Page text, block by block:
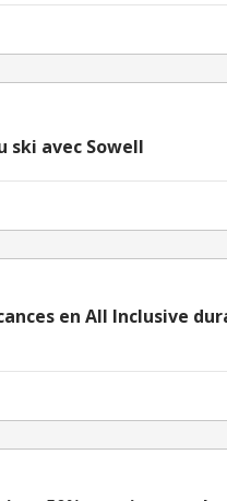
ski avec Sowell
en All Inclusive